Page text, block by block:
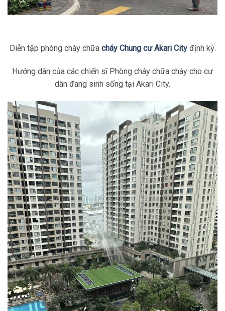
Diễn tập phòng cháy chữa cháy Chung cư Akari Cityđịnh kỳ.
Hướng dân của các chiến sĩ Phòng cháy chữa cháy cho cư
dân đang sinh sống tại Akari City.